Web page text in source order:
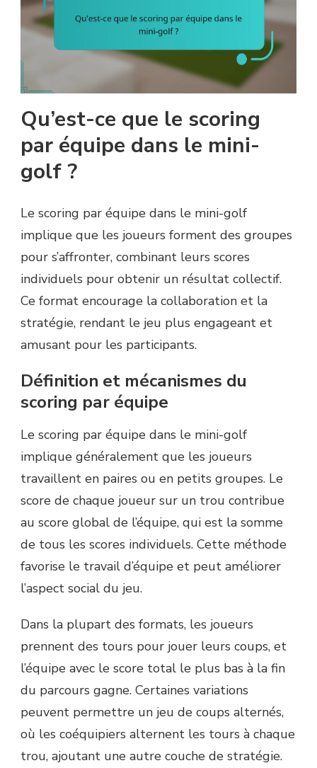
Qu’est-ce que le scoring
par équipe dans le mini-
golf ?
Le scoring par équipe dans le mini-golf
implique que les joueurs forment des groupes
pour s’affronter, combinant leurs scores
individuels pour obtenir un résultat collectif.
Ce format encourage la collaboration et la
stratégie, rendant le jeu plus engageant et
amusant pour les participants.
Définition et mécanismes du
scoring par équipe
Le scoring par équipe dans le mini-golf
implique généralement que les joueurs
travaillent en paires ou en petits groupes. Le
score de chaque joueur sur un trou contribue
au score global de l’équipe, qui est la somme
de tous les scores individuels. Cette méthode
favorise le travail d’équipe et peut améliorer
l’aspect social du jeu.
Dans la plupart des formats, les joueurs
prennent des tours pour jouer leurs coups, et
l’équipe avec le score total le plus bas à la fin
du parcours gagne. Certaines variations
peuvent permettre un jeu de coups alternés,
où les coéquipiers alternent les tours à chaque
trou, ajoutant une autre couche de stratégie.